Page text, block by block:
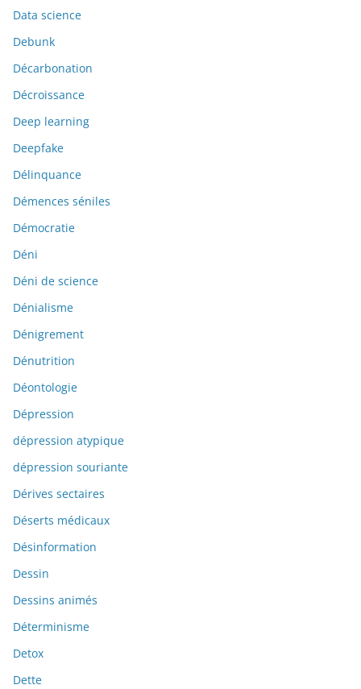
Data science
Debunk
Décarbonation
Décroissance
Deep learning
Deepfake
Délinquance
Démences séniles
Démocratie
Déni
Déni de science
Dénialisme
Dénigrement
Dénutrition
Déontologie
Dépression
dépression atypique
dépression souriante
Dérives sectaires
Déserts médicaux
Désinformation
Dessin
Dessins animés
Déterminisme
Detox
Dette